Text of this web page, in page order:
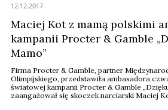
Maciej Kot z mamą polskimi
kampanii Procter & Gamble
Mamo”
Firma Procter & Gamble, partner
Olimpijskiego, przedstawiła ambasadora
światowej kampanii Procter & Gamble
zaangażował się skoczek narciarski Maciej
12.12.2017